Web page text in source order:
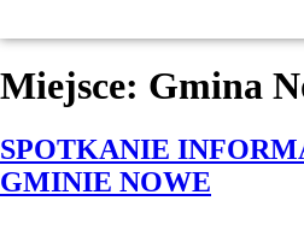
Miejsce: Gmina
SPOTKANIE
GMINIE NOWE